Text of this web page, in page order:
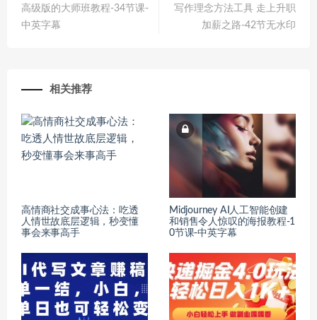
高级版的大师班教程-34节课-
中英字幕
写作理念方法工具 走上升职
加薪之路-42节无水印
相关推荐
高情商社交成事心法：吃透
人情世故底层逻辑，秒变懂
事会来事高手
Midjourney AI人工智能创建
和销售令人惊叹的海报教程-1
0节课-中英字幕